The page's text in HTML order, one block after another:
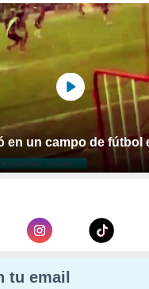
en un campo de fútbol
tu email